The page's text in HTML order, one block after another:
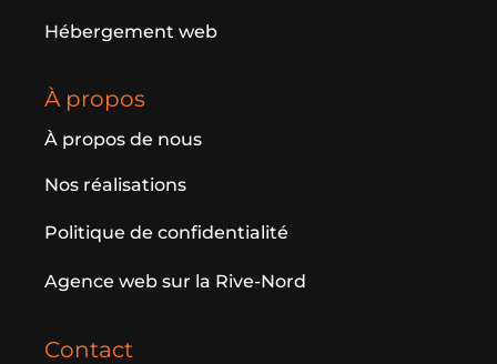
Hébergement web
À propos
À propos de nous
Nos réalisations
Politique de confidentialité
Agence web sur la Rive-Nord
Contact